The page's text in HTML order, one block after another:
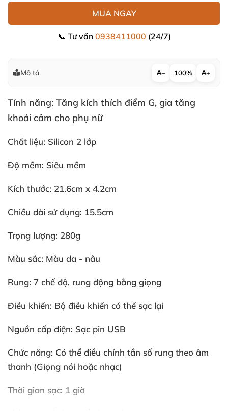
MUA NGAY
📞 Tư vấn 0938411000 (24/7)
Mô tả − 100% +
Tính năng: Tăng kích thích điểm G, gia tăng
khoái cảm cho phụ nữ
Chất liệu: Silicon 2 lớp
Độ mềm: Siêu mềm
Kích thước: 21.6cm x 4.2cm
Chiều dài sử dụng: 15.5cm
Trọng lượng: 280g
Màu sắc: Màu da - nâu
Rung: 7 chế độ, rung động bằng giọng
Điều khiển: Bộ điều khiển có thể sạc lại
Nguồn cấp điện: Sạc pin USB
Chức năng: Có thể điều chỉnh tần số rung theo âm
thanh (Giọng nói hoặc nhạc)
Thời gian sạc: 1 giờ